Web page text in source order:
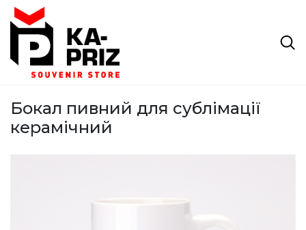
Бокал пивний для сублімації
керамічний